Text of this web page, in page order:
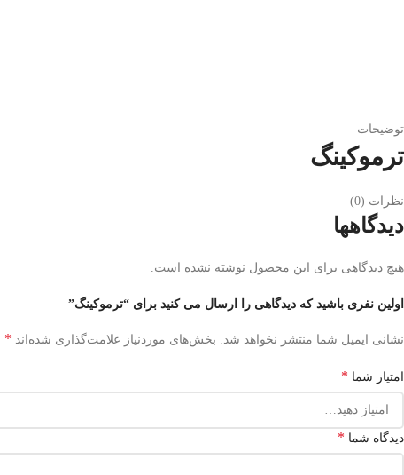
توضیحات
ترموکینگ
نظرات (0)
دیدگاهها
هیچ دیدگاهی برای این محصول نوشته نشده است.
اولین نفری باشید که دیدگاهی را ارسال می کنید برای “ترموکینگ”
نشانی ایمیل شما منتشر نخواهد شد. بخش‌های موردنیاز علامت‌گذاری شده‌اند *
امتیاز شما *
دیدگاه شما *